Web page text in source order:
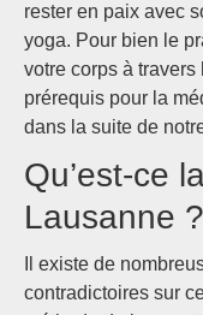
rester en paix avec
yoga. Pour bien le
votre corps à
prérequis pour la
dans la suite de
Qu’est-ce
Lausanne ?
Il existe de
contradictoires sur